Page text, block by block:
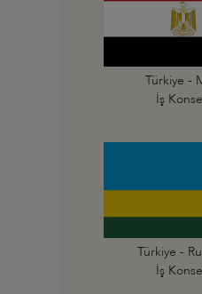
Türkiye -
İş
Türkiye -
İş